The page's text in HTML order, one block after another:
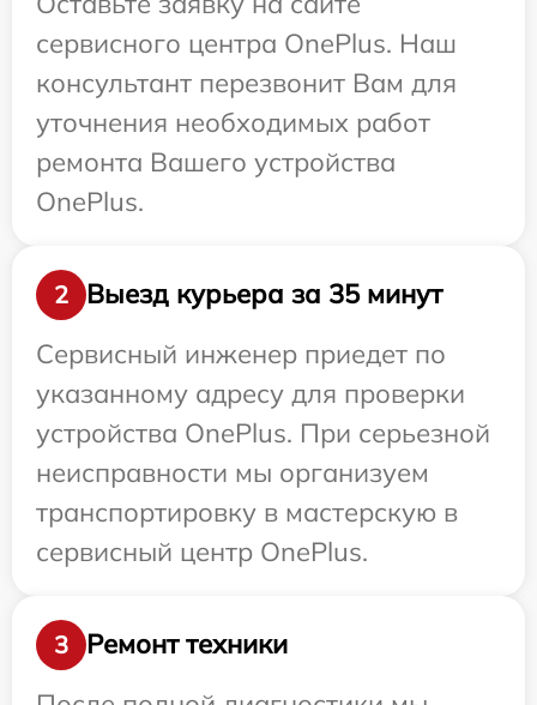
сервисного центра OnePlus. Наш
консультант перезвонит Вам для
уточнения необходимых работ
ремонта Вашего устройства
OnePlus.
2
Выезд курьера за 35 минут
Сервисный инженер приедет по
указанному адресу для проверки
устройства OnePlus. При серьезной
неисправности мы организуем
транспортировку в мастерскую в
сервисный центр OnePlus.
3
Ремонт техники